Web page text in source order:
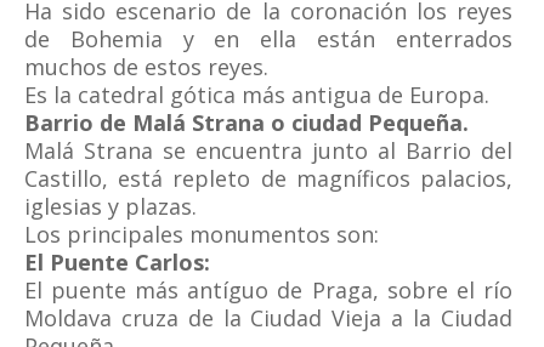
Ha sido escenario de la coronación los reyes
de Bohemia y en ella están enterrados
muchos de estos reyes.
Es la catedral gótica más antigua de Europa.
Barrio de Malá Strana o ciudad Pequeña.
Malá Strana se encuentra junto al Barrio del
Castillo, está repleto de magníficos palacios,
iglesias y plazas.
Los principales monumentos son:
El Puente Carlos:
El puente más antíguo de Praga, sobre el río
Moldava cruza de la Ciudad Vieja a la Ciudad